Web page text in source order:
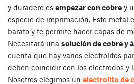
y duradero es empezar con cobre y
especie de imprimación. Este metal
barato y te permite hacer capas de
Necesitará una solución de cobre y
cuenta que hay varios electrolitos
deben coincidir con los electrodos y
Nosotros elegimos un electrolito de